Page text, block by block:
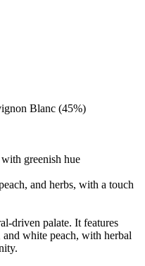
Blanc (45%)
greenish hue
and herbs, with a touch
driven palate. It features
and white peach, with herbal